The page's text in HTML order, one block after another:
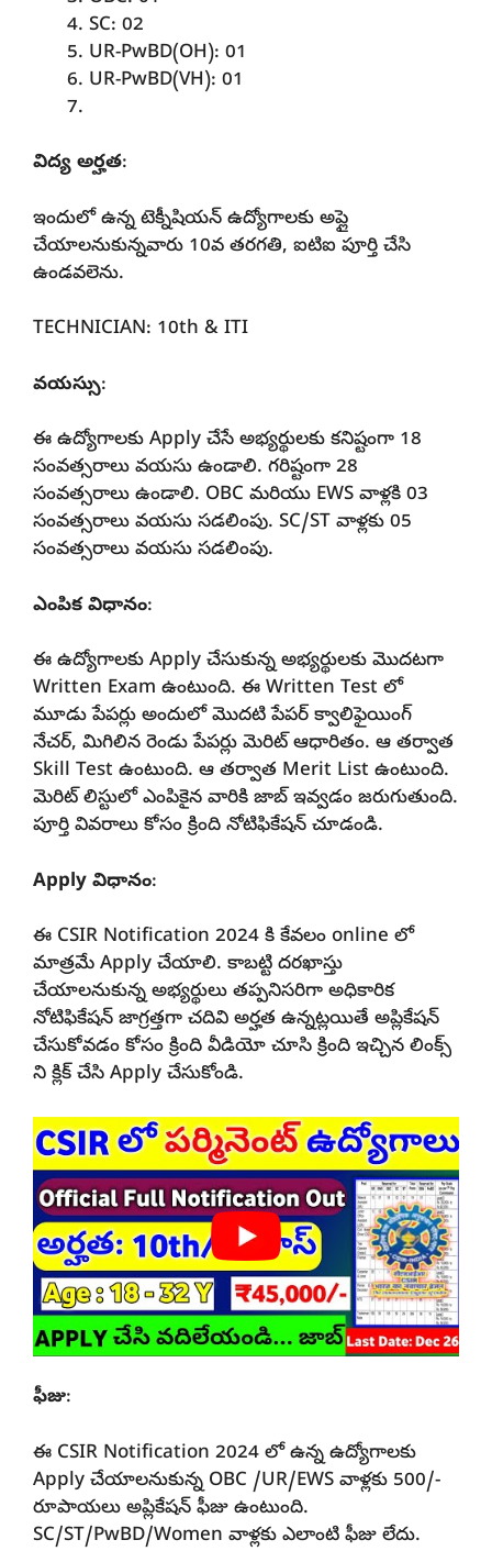
SC: 02
UR-PwBD(OH): 01
UR-PwBD(VH): 01
విద్య అర్హత:
ఇందులో ఉన్న టెక్నీషియన్ ఉద్యోగాలకు అప్లై
చేయాలనుకున్నవారు 10వ తరగతి, ఐటిఐ పూర్తి చేసి
ఉండవలెను.
TECHNICIAN: 10th & ITI
వయస్సు:
ఈ ఉద్యోగాలకు Apply చేసే అభ్యర్థులకు కనిష్టంగా 18
సంవత్సరాలు వయసు ఉండాలి. గరిష్టంగా 28
సంవత్సరాలు ఉండాలి. OBC మరియు EWS వాళ్లకి 03
సంవత్సరాలు వయసు సడలింపు. SC/ST వాళ్లకు 05
సంవత్సరాలు వయసు సడలింపు.
ఎంపిక విధానం:
ఈ ఉద్యోగాలకు Apply చేసుకున్న అభ్యర్థులకు మొదటగా
Written Exam ఉంటుంది. ఈ Written Test లో
మూడు పేపర్లు అందులో మొదటి పేపర్ క్వాలిఫైయింగ్
నేచర్, మిగిలిన రెండు పేపర్లు మెరిట్ ఆధారితం. ఆ తర్వాత
Skill Test ఉంటుంది. ఆ తర్వాత Merit List ఉంటుంది.
మెరిట్ లిస్టులో ఎంపికైన వారికి జాబ్ ఇవ్వడం జరుగుతుంది.
పూర్తి వివరాలు కోసం క్రింది నోటిఫికేషన్ చూడండి.
Apply విధానం:
ఈ CSIR Notification 2024 కి కేవలం online లో
మాత్రమే Apply చేయాలి. కాబట్టి దరఖాస్తు
చేయాలనుకున్న అభ్యర్థులు తప్పనిసరిగా అధికారిక
నోటిఫికేషన్ జాగ్రత్తగా చదివి అర్హత ఉన్నట్లయితే అప్లికేషన్
చేసుకోవడం కోసం క్రింది వీడియో చూసి క్రింది ఇచ్చిన లింక్స్
ని క్లిక్ చేసి Apply చేసుకోండి.
ఫీజు:
ఈ CSIR Notification 2024 లో ఉన్న ఉద్యోగాలకు
Apply చేయాలనుకున్న OBC /UR/EWS వాళ్లకు 500/-
రూపాయలు అప్లికేషన్ ఫీజు ఉంటుంది.
SC/ST/PwBD/Women వాళ్లకు ఎలాంటి ఫీజు లేదు.